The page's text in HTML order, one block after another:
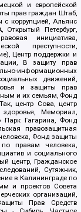
и европейской
прав граждан Штаб,
с коррупцией, Альянс
Петербург,
инициатива,
преступности,
Центр поддержки и
В защиту прав
информационных
движений,
и защиты прав
и их семьям, Фонд
центр Сова, центр
Мемориал,
Парк Гагарина, Фонд
правозащитная
Фонд защиты
по правам человека,
и социального
центр, Гражданское
Сутяжник,
в Калининграде по
и проектов Совета
организаций,
Прав Средств